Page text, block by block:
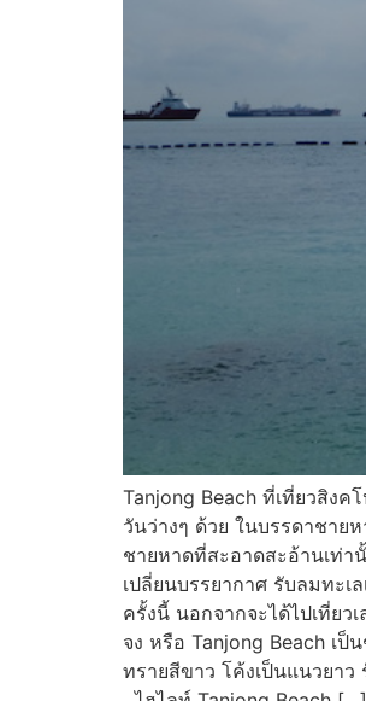
Tanjong Beach ที่เที่ยวสิง
วันว่างๆ ด้วย ในบรรดาชาย
ชายหาดที่สะอาดสะอ้านเท่
เปลี่ยนบรรยากาศ รับลมทะ
ครั้งนี้ นอกจากจะได้ไปเที่ยว
จง หรือ Tanjong Beach เ
ทรายสีขาว โค้งเป็นแนวยา